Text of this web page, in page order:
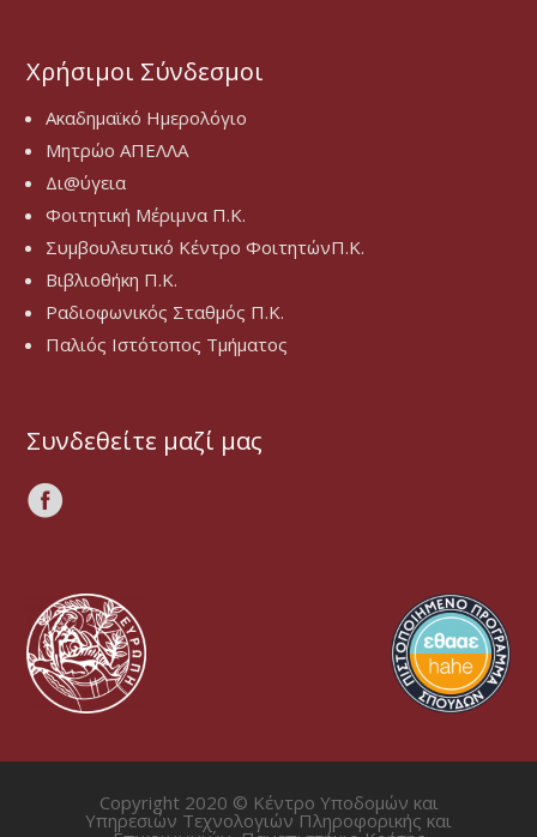
Χρήσιμοι Σύνδεσμοι
Ακαδημαϊκό Ημερολόγιο
Μητρώο ΑΠΕΛΛΑ
Δι@ύγεια
Φοιτητική Μέριμνα Π.Κ.
Συμβουλευτικό Κέντρο ΦοιτητώνΠ.Κ.
Βιβλιοθήκη Π.Κ.
Ραδιοφωνικός Σταθμός Π.Κ.
Παλιός Ιστότοπος Τμήματος
Συνδεθείτε μαζί μας
Copyright 2020 © Κέντρο Υποδομών και
Υπηρεσιών Τεχνολογιών Πληροφορικής και